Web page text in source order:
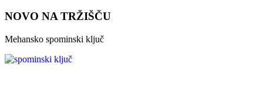
NOVO NA TRŽIŠČU
Mehansko spominski ključ